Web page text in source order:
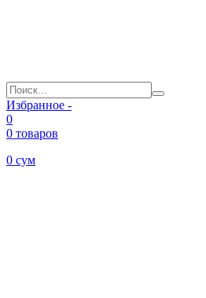
Избранное -
0
0 товаров
0 сум